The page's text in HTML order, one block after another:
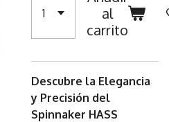
al
carrito
Descubre la Elegancia
y Precisión del
Spinnaker HASS